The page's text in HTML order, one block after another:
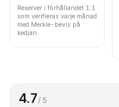
Reserver i förhållandet 1:1
som verifieras varje månad
med Merkle-bevis på
kedjan.
4.7 / 5